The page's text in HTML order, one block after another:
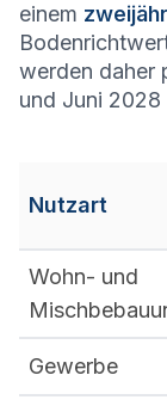
einem
werden daher
und Juni
Nutzart
Wohn- und
Gewerbe